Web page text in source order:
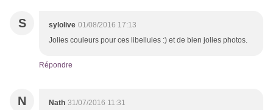
S sylolive 01/08/2016 17:13
Jolies couleurs pour ces libellules :) et de bien jolies photos.
Répondre
N Nath 31/07/2016 11:31